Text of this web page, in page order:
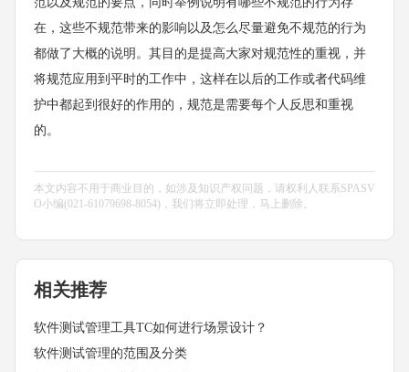
在，这些不规范带来的影响以及怎么尽量避免不规范的行为
都做了大概的说明。其目的是提高大家对规范性的重视，并
将规范应用到平时的工作中，这样在以后的工作或者代码维
护中都起到很好的作用的，规范是需要每个人反思和重视
的。
本文内容不用于商业目的，如涉及知识产权问题，请权利人联系SPASV
O小编(021-61079698-8054)，我们将立即处理，马上删除。
相关推荐
软件测试管理工具TC如何进行场景设计？
软件测试管理的范围及分类